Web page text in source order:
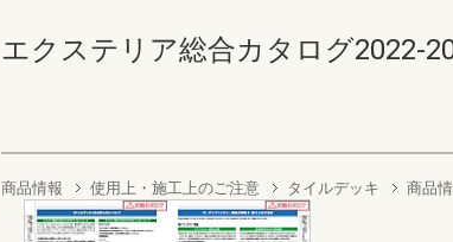
エクステリア総合カタログ2022-
商品情報 使用上・施工上のご注意 タイルデッキ 商品